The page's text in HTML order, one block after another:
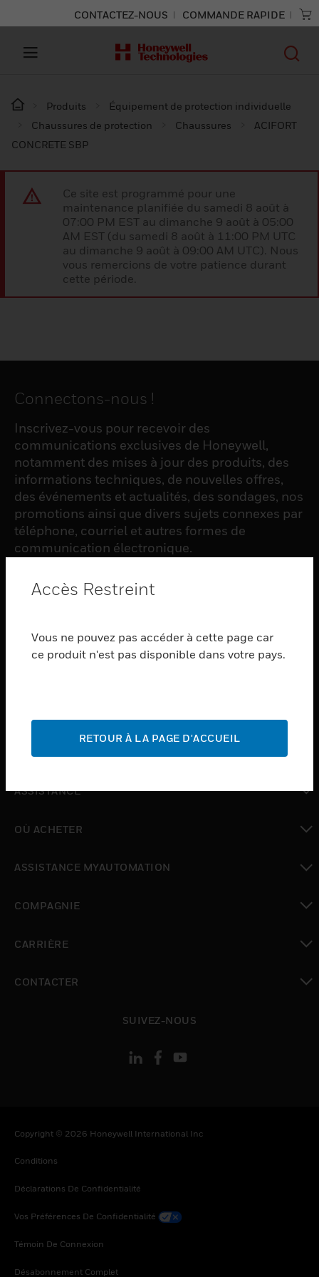
CONTACTEZ-NOUS COMMANDE RAPIDE
Produits
Équipement de protection individuelle
Chaussures de protection
Chaussures
ACIFORT
CONCRETE SBP
Ce site est programmé pour une
maintenance planifiée du samedi 8 août à
07:00 PM EST au dimanche 9 août à 05:00
AM EST (du samedi 8 août à 11:00 PM UTC
au dimanche 9 août à 09:00 AM UTC). Nous
vous remercions de votre patience durant
cette période.
Connectons-nous !
Inscrivez-vous pour recevoir des
communications exclusives de Honeywell,
notamment des mises à jour des produits, des
informations techniques, de nouvelles offres,
des événements et actualités, des sondages, nos
promotions ainsi que divers sujets connexes par
téléphone, courriel et autres formes de
communication électronique.
S'INSCRIRE
PRODUCTS
toggle view
INDUSTRIES
ASSISTANCE
OÙ ACHETER
ASSISTANCE MYAUTOMATION
COMPAGNIE
CARRIÈRE
CONTACTER
SUIVEZ-NOUS
Copyright © 2026 Honeywell International Inc
Conditions
Déclarations De Confidentialité
Vos Préférences De Confidentialité
Témoin De Connexion
Désabonnement Complet
Accès Restreint
Vous ne pouvez pas accéder à cette page car
ce produit n'est pas disponible dans votre pays.
RETOUR À LA PAGE D'ACCUEIL